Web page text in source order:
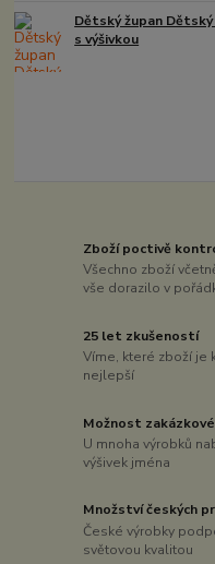
Dětský župan
s výšivkou
Zboží poctivě
Všechno zboží
vše dorazilo v
25 let zkušeností
Víme, které zboží je
nejlepší
Možnost
U mnoha výrobků
výšivek jména
Množství českých
České výrobky
světovou kvalitou